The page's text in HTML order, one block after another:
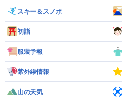
スキー＆スノボ
初詣
服装予報
紫外線情報
山の天気